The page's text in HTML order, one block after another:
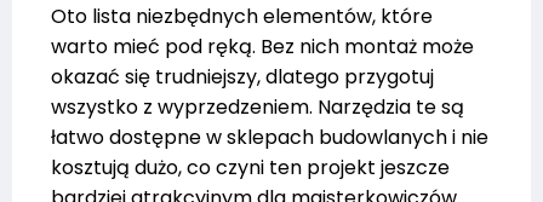
Oto lista niezbędnych elementów, które
warto mieć pod ręką. Bez nich montaż może
okazać się trudniejszy, dlatego przygotuj
wszystko z wyprzedzeniem. Narzędzia te są
łatwo dostępne w sklepach budowlanych i nie
kosztują dużo, co czyni ten projekt jeszcze